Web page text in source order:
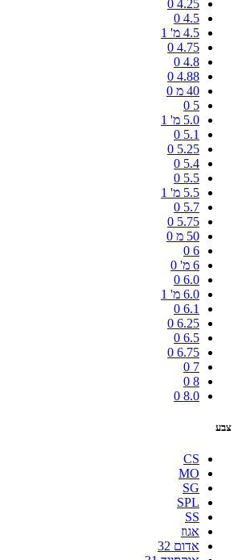
4.25
0
4.5
0
4.5 מ'
1
4.75
0
4.8
0
4.88
0
40 מ
0
5
0
5.0 מ'
1
5.1
0
5.25
0
5.4
0
5.5
0
5.5 מ'
1
5.7
0
5.75
0
50 מ
0
6
0
6 מ'
0
6.0
0
6.0 מ'
1
6.1
0
6.25
0
6.5
0
6.75
0
7
0
8
0
8.0
0
צבע
CS
MO
SG
SPL
SS
אגוז
אדום 32